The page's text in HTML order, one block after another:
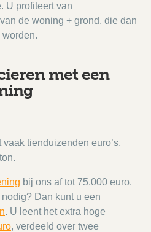
U profiteert van
de woning + grond, die dan
met een
tienduizenden euro’s,
bij ons af tot 75.000 euro.
Dan kunt u een
. U leent het extra hoge
, verdeeld over twee